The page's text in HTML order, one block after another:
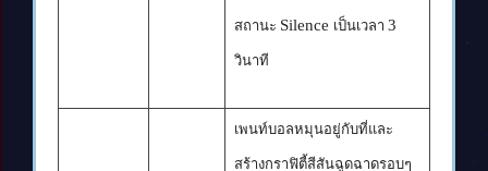
สถานะ Silence เป็นเวลา 3
วินาที
เพนท์บอลหมุนอยู่กับที่และ
สร้างกราฟิตี้สีสันฉูดฉาดรอบๆ